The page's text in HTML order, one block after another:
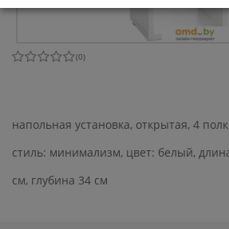
(0)
напольная установка, открытая, 4
стиль: минимализм, цвет: белый,
см, глубина 34 см